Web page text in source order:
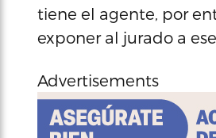
tiene el agente, por
exponer al jurado a
Advertisements